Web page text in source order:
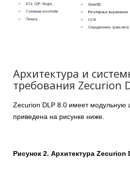
Архитектура и
требования Zecurion
Zecurion DLP 8.0 имеет модульную
приведена на рисунке ниже.
Рисунок 2. Архитектура Zecurion